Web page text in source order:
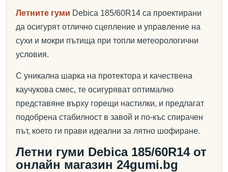
Летните гуми Debica 185/60R14 са проектирани
да осигурят отлично сцепление и управление на
сухи и мокри пътища при топли метеорологични
условия.
С уникална шарка на протектора и качествена
каучукова смес, те осигуряват оптимално
представяне върху горещи настилки, и предлагат
подобрена стабилност в завой и по-къс спирачен
път, което ги прави идеални за лятно шофиране.
Летни гуми Debica 185/60R14 от
онлайн магазин 24gumi.bg